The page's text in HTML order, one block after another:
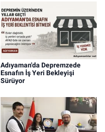
Adıyaman'da Depremzede
Esnafın İş Yeri Bekleyişi
Sürüyor